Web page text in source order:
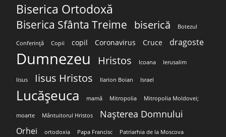
Biserica Ortodoxă
Biserica Sfânta Treime biserică Botezul
Conferință Copii copil Coronavirus Cruce dragoste
Dumnezeu Hristos Icoana Ierusalim
Iisus Iisus Hristos Ilarion Boian Israel
Lucășeuca mamă Mitropolia Mitropolia Moldovei;
moarte Mântuitorul Hristos Nașterea Domnului
Orhei ortodoxia Papa Francisc Patriarhia de la Moscova